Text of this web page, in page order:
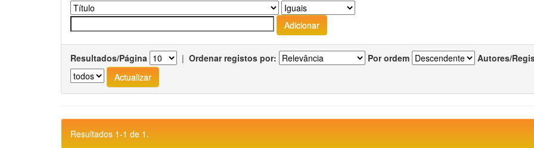
Resultados/Página | Ordenar registos por: Por ordem Autores/
Resultados 1-1 de 1.